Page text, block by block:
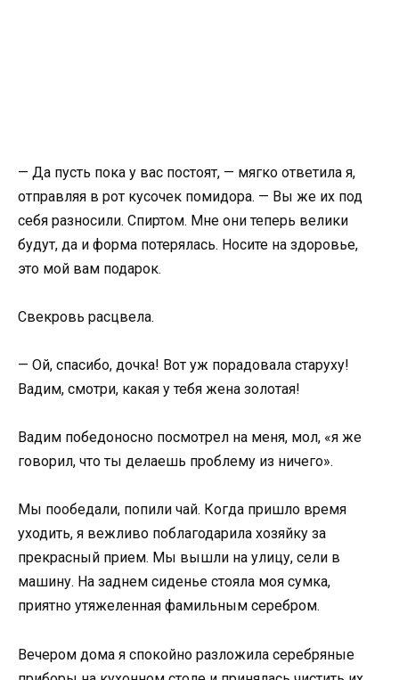
— Да пусть пока у вас постоят, — мягко ответила я,
отправляя в рот кусочек помидора. — Вы же их под
себя разносили. Спиртом. Мне они теперь велики
будут, да и форма потерялась. Носите на здоровье,
это мой вам подарок.
Свекровь расцвела.
— Ой, спасибо, дочка! Вот уж порадовала старуху!
Вадим, смотри, какая у тебя жена золотая!
Вадим победоносно посмотрел на меня, мол, «я же
говорил, что ты делаешь проблему из ничего».
Мы пообедали, попили чай. Когда пришло время
уходить, я вежливо поблагодарила хозяйку за
прекрасный прием. Мы вышли на улицу, сели в
машину. На заднем сиденье стояла моя сумка,
приятно утяжеленная фамильным серебром.
Вечером дома я спокойно разложила серебряные